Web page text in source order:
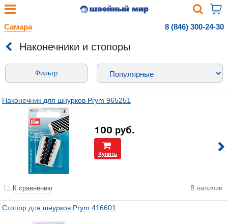
Самара 8 (846) 300-24-30
Наконечники и стопоры
Фильтр
Наконечник для шнурков Prym 965251
100 руб.
Купить
К сравнению В наличии
Стопор для шнурков Prym 416601